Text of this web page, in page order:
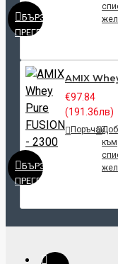
БЪРЗ
ПРЕГЛЕД
БЪРЗ
ПРЕГЛЕД
AMIX
€97.84
(191.36лв)
Поръчай
към